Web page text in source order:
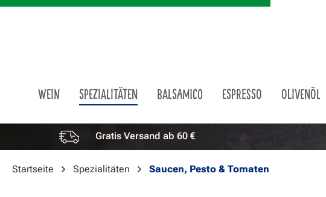
WEIN SPEZIALITÄTEN BALSAMICO ESPRESSO OLIVENÖL
Vorteile überspringen Gratis Versand ab 60 €
Startseite Spezialitäten Saucen, Pesto & Tomaten